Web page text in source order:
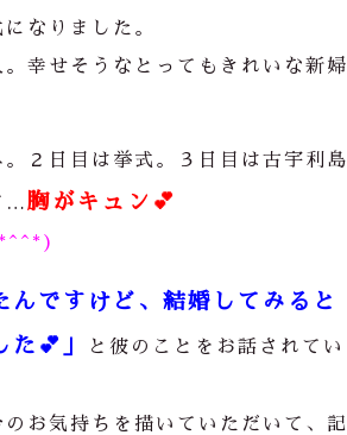
なりました。
幸せそうなとってもきれいな新婦
２日目は挙式。３日目は古宇利島
…胸がキュン💕
んですけど、結婚してみると
💕」
と彼のことをお話されてい
お気持ちを描いていただいて、記